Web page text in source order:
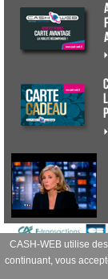
© cashweb-cc -
CASH-WEB utilise
continuant, vous